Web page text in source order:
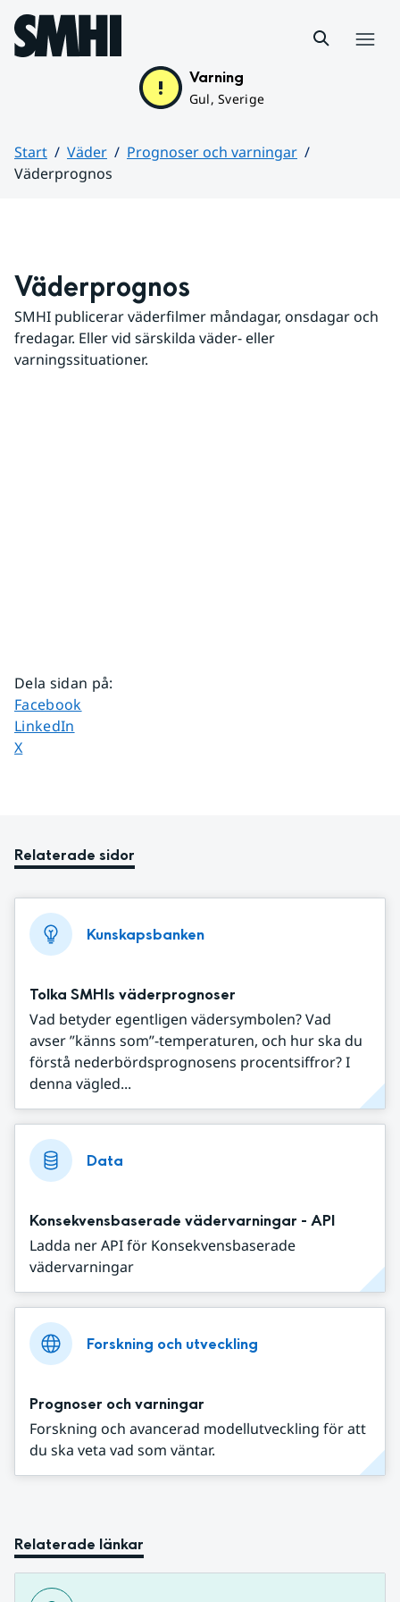
Hoppa till sidans innehåll
Varning
Gul, Sverige
Start Väder
Prognoser och varningar
Väderprognos
Väderprognos
SMHI publicerar väderfilmer måndagar, onsdagar och
fredagar. Eller vid särskilda väder- eller
varningssituationer.
Dela sidan på:
Dela sidan på
Facebook
Dela sidan på
LinkedIn
Dela sidan på
X
Relaterade sidor
Kunskapsbanken
Tolka SMHIs väderprognoser
Vad betyder egentligen vädersymbolen? Vad
avser ”känns som”-temperaturen, och hur ska du
förstå nederbördsprognosens procentsiffror? I
denna vägled...
Data
Konsekvensbaserade vädervarningar - API
Ladda ner API för Konsekvensbaserade
vädervarningar
Forskning och utveckling
Prognoser och varningar
Forskning och avancerad modellutveckling för att
du ska veta vad som väntar.
Relaterade länkar